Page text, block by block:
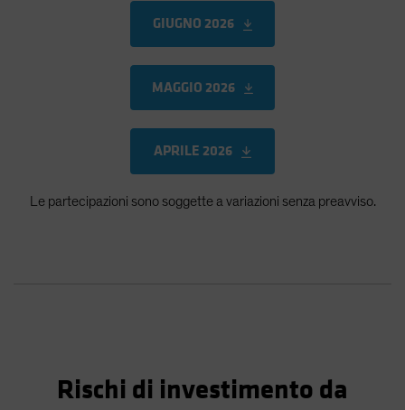
GIUGNO 2026
MAGGIO 2026
APRILE 2026
Le partecipazioni sono soggette a variazioni senza preavviso.
Rischi di investimento da